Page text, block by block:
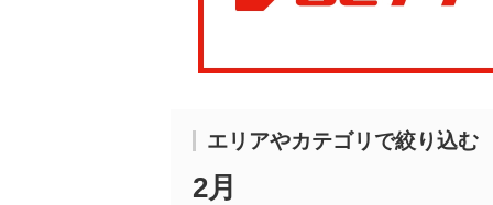
エリアやカテゴリで絞り込む
2月